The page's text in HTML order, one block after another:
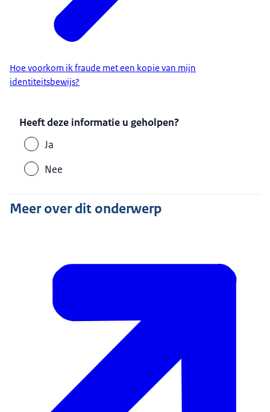
Hoe voorkom ik fraude met een kopie van mijn
identiteitsbewijs?
Heeft deze informatie u geholpen?
Ja
Nee
Meer over dit onderwerp